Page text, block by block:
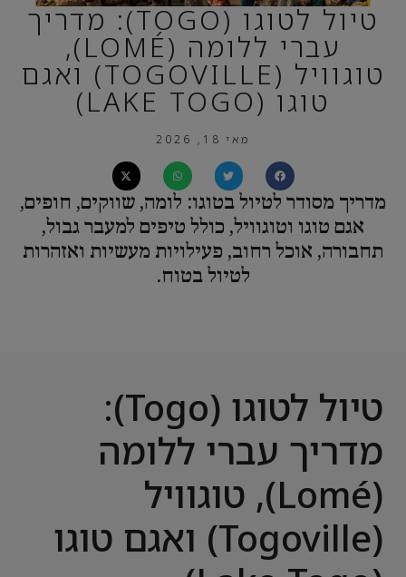
טיול לטוגו (TOGO): מדריך
עברי ללומה (LOMÉ),
טוגוויל (TOGOVILLE) ואגם
טוגו (LAKE TOGO)
מאי 18, 2026
מדריך מסודר לטיול בטוגו: לומה, שווקים, חופים,
אגם טוגו וטוגוויל, כולל טיפים למעבר גבול,
תחבורה, אוכל רחוב, פעילויות מעשיות ואזהרות
לטיול בטוח.
טיול לטוגו (Togo):
מדריך עברי ללומה
(Lomé), טוגוויל
(Togoville) ואגם טוגו